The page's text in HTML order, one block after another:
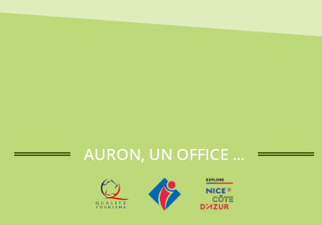
AURON, UN OFFICE ...